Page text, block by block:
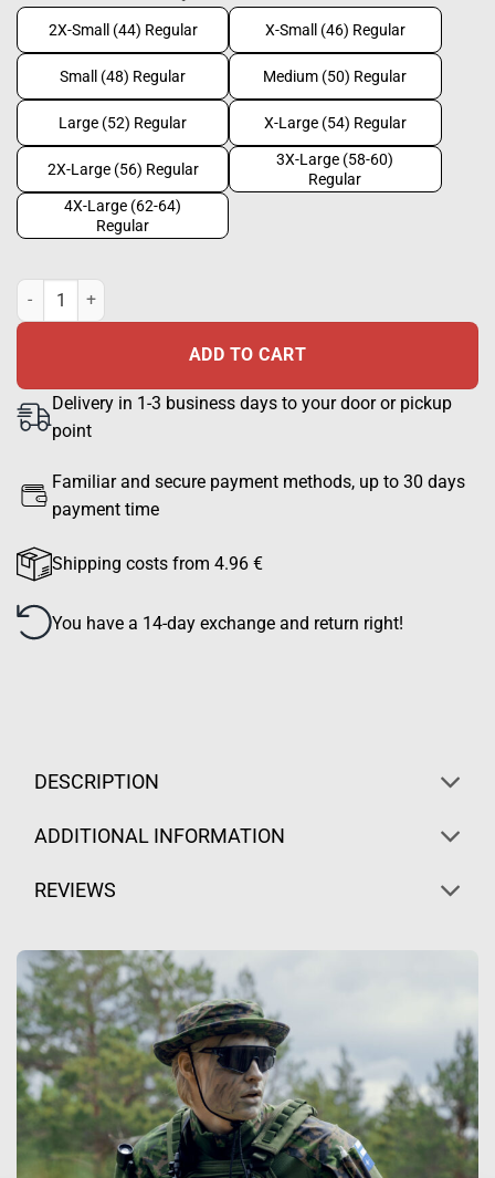
2X-Small (44) Regular X-Small (46) Regular
Small (48) Regular Medium (50) Regular
Large (52) Regular X-Large (54) Regular
2X-Large (56) Regular
3X-Large (58-60)
Regular
4X-Large (62-64)
Regular
Field shirt M91, Green quantity
ADD TO CART
Delivery in 1-3 business days to your door or pickup
point
Familiar and secure payment methods, up to 30 days
payment time
Shipping costs from 4.96 €
You have a 14-day exchange and return right!
DESCRIPTION
ADDITIONAL INFORMATION
REVIEWS